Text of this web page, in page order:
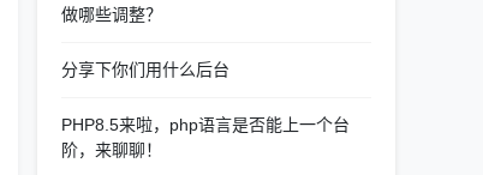
做哪些调整？
分享下你们用什么后台
PHP8.5来啦，php语言是否能上一个台
阶，来聊聊！